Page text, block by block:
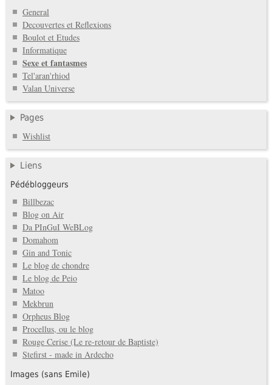
General
Decouvertes et Reflexions
Boulot et Etudes
Informatique
Sexe et fantasmes
Tel'aran'rhiod
Valan Universe
Pages
Wishlist
Liens
Pédébloggeurs
Billbezac
Blog on Air
Da PInGuI WeBLog
Domahom
Gin and Tonic
Le blog de chondre
Le blog de Peio
Matoo
Mekbrun
Orpheus Blog
Procellus, ou le blog
Rouge Cerise (Le re-retour de Baptiste)
Stefirst - made in Ardecho
Images (sans Emile)